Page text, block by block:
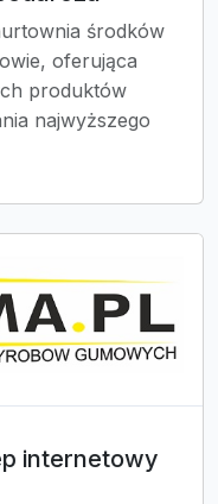
środków
oferująca
produktów
najwyższego
internetowy